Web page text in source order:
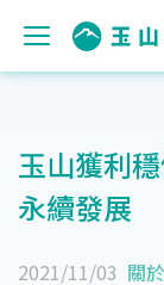
玉山獲利
永續發展
2021/11/03 關